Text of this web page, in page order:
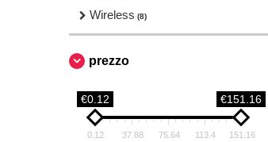
Wireless (8)
prezzo
€0.12 €151.16
0.12 37.88 75.64 113.4 151.16